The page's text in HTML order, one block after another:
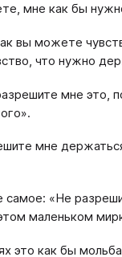
мне как бы
вы можете
что нужно
мне это,
мне
«Не
маленьком
это как бы